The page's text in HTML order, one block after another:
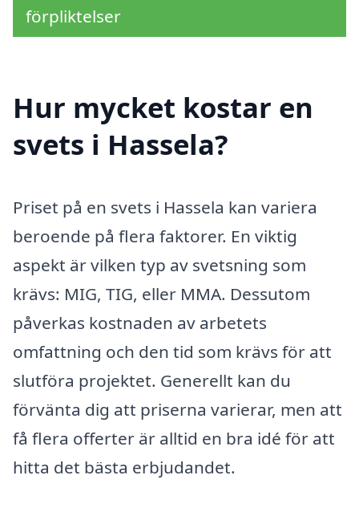
förpliktelser
Hur mycket kostar en
svets i Hassela?
Priset på en svets i Hassela kan variera
beroende på flera faktorer. En viktig
aspekt är vilken typ av svetsning som
krävs: MIG, TIG, eller MMA. Dessutom
påverkas kostnaden av arbetets
omfattning och den tid som krävs för att
slutföra projektet. Generellt kan du
förvänta dig att priserna varierar, men att
få flera offerter är alltid en bra idé för att
hitta det bästa erbjudandet.